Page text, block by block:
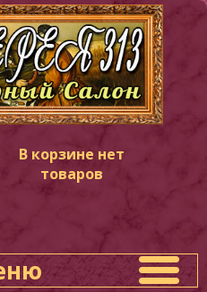
В корзине нет
товаров